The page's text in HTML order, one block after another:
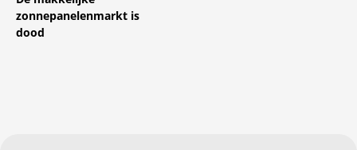
zonnepanelenmarkt is
dood